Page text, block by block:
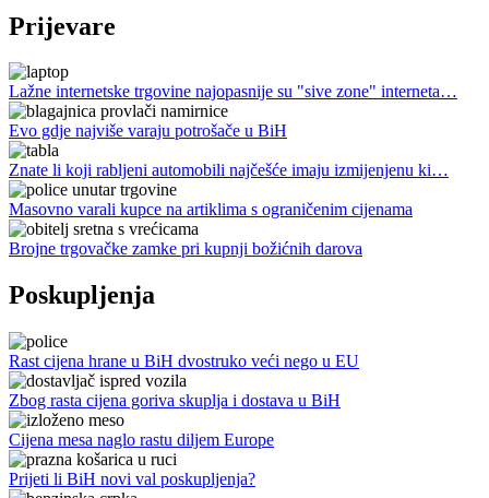
Prijevare
Lažne internetske trgovine najopasnije su "sive zone" interneta…
Evo gdje najviše varaju potrošače u BiH
Znate li koji rabljeni automobili najčešće imaju izmijenjenu ki…
Masovno varali kupce na artiklima s ograničenim cijenama
Brojne trgovačke zamke pri kupnji božićnih darova
Poskupljenja
Rast cijena hrane u BiH dvostruko veći nego u EU
Zbog rasta cijena goriva skuplja i dostava u BiH
Cijena mesa naglo rastu diljem Europe
Prijeti li BiH novi val poskupljenja?